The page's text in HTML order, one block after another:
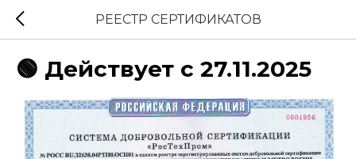
РЕЕСТР СЕРТИФИКАТОВ
🟢 Действует с 27.11.2025